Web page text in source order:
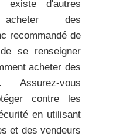
existe d'autres
des
recommandé de
se renseigner
acheter des
Assurez-vous
contre les
en utilisant
et des vendeurs